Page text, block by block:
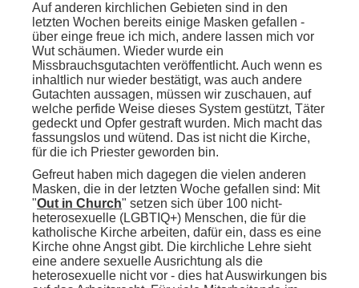
Auf anderen kirchlichen Gebieten sind in den
letzten Wochen bereits einige Masken gefallen -
über einge freue ich mich, andere lassen mich vor
Wut schäumen. Wieder wurde ein
Missbrauchsgutachten veröffentlicht. Auch wenn es
inhaltlich nur wieder bestätigt, was auch andere
Gutachten aussagen, müssen wir zuschauen, auf
welche perfide Weise dieses System gestützt, Täter
gedeckt und Opfer gestraft wurden. Mich macht das
fassungslos und wütend. Das ist nicht die Kirche,
für die ich Priester geworden bin.
Gefreut haben mich dagegen die vielen anderen
Masken, die in der letzten Woche gefallen sind: Mit
"Out in Church" setzen sich über 100 nicht-
heterosexuelle (LGBTIQ+) Menschen, die für die
katholische Kirche arbeiten, dafür ein, dass es eine
Kirche ohne Angst gibt. Die kirchliche Lehre sieht
eine andere sexuelle Ausrichtung als die
heterosexuelle nicht vor - dies hat Auswirkungen bis